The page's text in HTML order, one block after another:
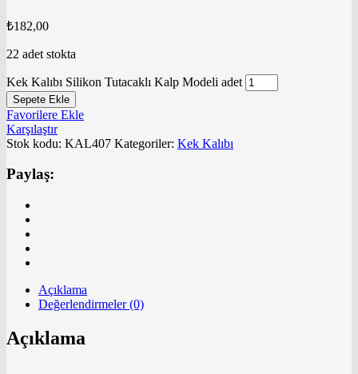
₺182,00
22 adet stokta
Kek Kalıbı Silikon Tutacaklı Kalp Modeli adet
Sepete Ekle
Favorilere Ekle
Karşılaştır
Stok kodu: KAL407 Kategoriler: Kek Kalıbı
Paylaş:
Açıklama
Değerlendirmeler (0)
Açıklama